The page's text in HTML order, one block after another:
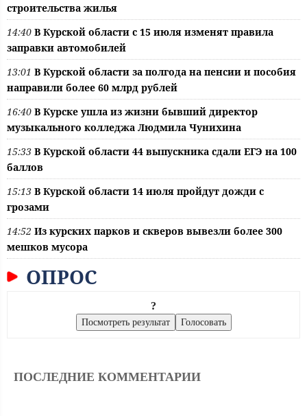
строительства жилья
14:40 В Курской области с 15 июля изменят правила
заправки автомобилей
13:01 В Курской области за полгода на пенсии и пособия
направили более 60 млрд рублей
16:40 В Курске ушла из жизни бывший директор
музыкального колледжа Людмила Чунихина
15:33 В Курской области 44 выпускника сдали ЕГЭ на 100
баллов
15:13 В Курской области 14 июля пройдут дожди с
грозами
14:52 Из курских парков и скверов вывезли более 300
мешков мусора
ОПРОС
?
ПОСЛЕДНИЕ КОММЕНТАРИИ